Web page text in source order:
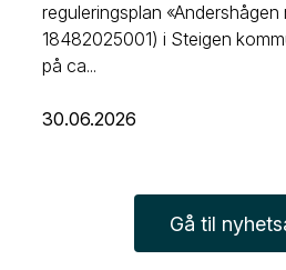
30.06.2026
reguleringsplan
18482025001) i Steigen
på ca...
Gå til